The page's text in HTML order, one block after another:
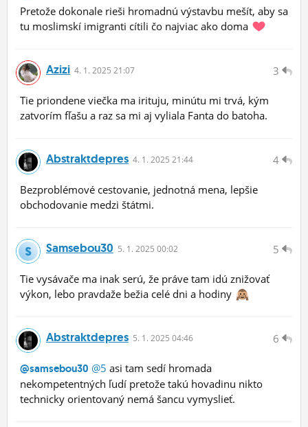
Pretože dokonale rieši hromadnú výstavbu mešít, aby sa
tu moslimskí imigranti cítili čo najviac ako doma
3
Azizi 4. 1. 2025 21:07
Tie priondene viečka ma irituju, minútu mi trvá, kým
zatvorím fľašu a raz sa mi aj vyliala Fanta do batoha.
4
Abstraktdepres 4. 1. 2025 21:44
Bezproblémové cestovanie, jednotná mena, lepšie
obchodovanie medzi štátmi.
5
Samsebou30 5. 1. 2025 00:02
Tie vysávače ma inak serú, že práve tam idú znižovať
výkon, lebo pravdaže bežia celé dni a hodiny
6
Abstraktdepres 5. 1. 2025 04:46
@samsebou30 @5 asi tam sedí hromada
nekompetentných ľudí pretože takú hovadinu nikto
technicky orientovaný nemá šancu vymyslieť.